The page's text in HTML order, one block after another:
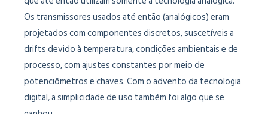
Os transmissores usados até então (analógicos) eram
projetados com componentes discretos, suscetíveis a
drifts devido à temperatura, condições ambientais e de
processo, com ajustes constantes por meio de
potenciômetros e chaves. Com o advento da tecnologia
digital, a simplicidade de uso também foi algo que se